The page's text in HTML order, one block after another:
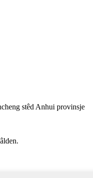
stêd Anhui provinsje